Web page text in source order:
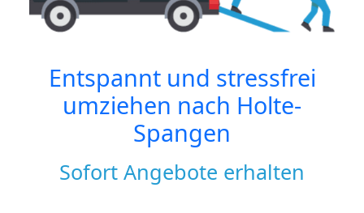
Entspannt und stressfrei
umziehen nach Holte-
Spangen
Sofort Angebote erhalten